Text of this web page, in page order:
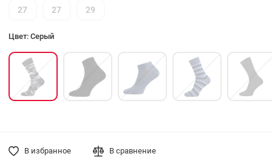
27 27 29
Цвет: Серый
В избранное В сравнение